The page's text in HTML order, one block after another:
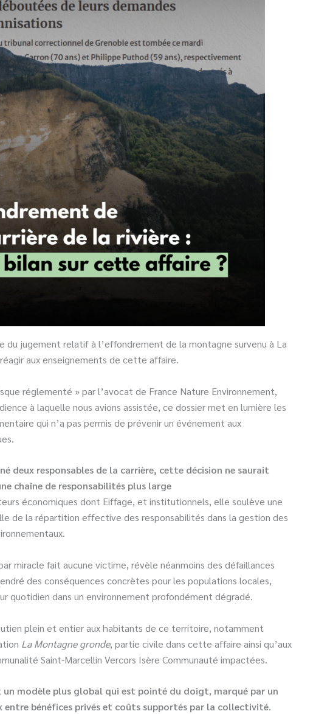
du jugement relatif à l’effondrement de la montagne survenu à La
aux enseignements de cette affaire.
réglementé » par l’avocat de France Nature Environnement,
à laquelle nous avions assistée, ce dossier met en lumière les
qui n’a pas permis de prévenir un événement aux
deux responsables de la carrière, cette décision ne saurait
chaîne de responsabilités plus large
économiques dont Eiffage, et institutionnels, elle soulève une
de la répartition effective des responsabilités dans la gestion des
miracle fait aucune victime, révèle néanmoins des défaillances
des conséquences concrètes pour les populations locales,
quotidien dans un environnement profondément dégradé.
plein et entier aux habitants de ce territoire, notamment
La Montagne gronde, partie civile dans cette affaire ainsi qu’aux
Saint-Marcellin Vercors Isère Communauté impactées.
un modèle plus global qui est pointé du doigt, marqué par un
entre bénéfices privés et coûts supportés par la collectivité.